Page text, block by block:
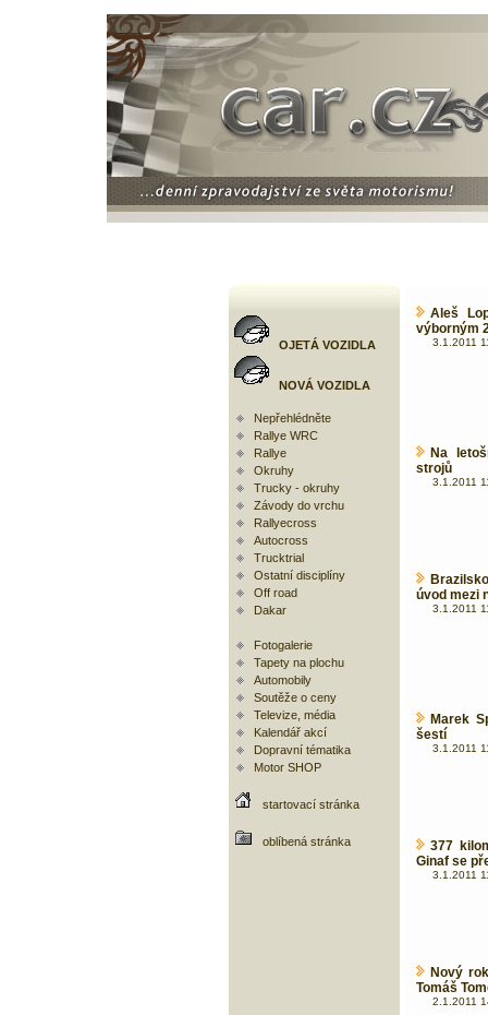
OJETÁ VOZIDLA
NOVÁ VOZIDLA
Nepřehlédněte
Rallye WRC
Rallye
Okruhy
Trucky - okruhy
Závody do vrchu
Rallyecross
Autocross
Trucktrial
Ostatní disciplíny
Off road
Dakar
Fotogalerie
Tapety na plochu
Automobily
Soutěže o ceny
Televize, média
Kalendář akcí
Dopravní tématika
Motor SHOP
startovací stránka
oblíbená stránka
Aleš
výborným
3.1.2011
Na
strojů
3.1.2011
úvod mezi
3.1.2011
Marek
šestí
3.1.2011
377
Ginaf se
3.1.2011
Nový
Tomáš
2.1.2011